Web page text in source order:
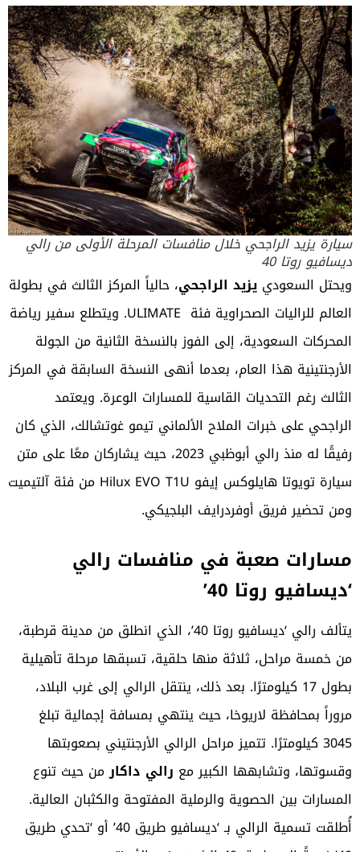
سيارة يزيد الراجحي خلال منافسات المرحلة الأولى من رالي
ديسافيو روتا 40
ويحتل السعودي يزيد الراجحي، حالياً المركز الثالث في بطولة
العالم للراليات الصحراوية فئة ULIMATE. ويتطلع سفير رياضة
المحركات السعودية، إلى الفوز بالنسخة الثانية من الجولة
الأرجنتينية هذا العام، بعدما أنهى النسخة السابقة في المركز
الثالث رغم التحديات القاسية للمسارات الوعرة. ويعتمد
الراجحي على خبرات الملاح الألماني تيمو غوتشالك، الذي كان
رفيقًا له منذ رالي أبوظبي 2023، حيث يشاركان معًا على متن
سيارة تويوتا هايلوكس إيفو Hilux EVO T1U من فئة آلتيميت
ومن تحضير فريق أوفردرايف البلجيكي.
مسارات صعبة في منافسات رالي
‘ديسافيو روتا 40’
يتألف رالي ‘ديسافيو روتا 40’، الذي انطلق من مدينة قرطبة،
من خمسة مراحل، ثلاثة منها حلقية، تسبقها مرحلة تأهيلية
بطول 17 كيلومترًا. بعد ذلك، ينتقل الرالي إلى غرب البلاد،
مروراً بمحافظة لاريوخا، حيث ينتهي بمسافة إجمالية تبلغ
3045 كيلومترًا. تتميز مراحل الرالي الأرجنتيني بصعوبتها
وقسوتها، وتشابهها الكبير مع رالي داكارمن حيث تنوع
المسارات بين الحصوية والرملية المفتوحة والكثبان العالية.
أُطلقت تسمية الرالي بـ ‘ديسافيو طريق 40’ أو ‘تحدي طريق